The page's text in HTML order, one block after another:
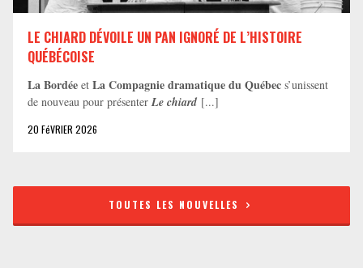
LE CHIARD DÉVOILE UN PAN IGNORÉ DE L’HISTOIRE
QUÉBÉCOISE
La Bordée et La Compagnie dramatique du Québec s’unissent
de nouveau pour présenter Le chiard [...]
20 FéVRIER 2026
TOUTES LES NOUVELLES